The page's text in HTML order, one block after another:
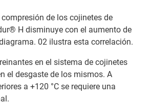
de los cojinetes de
H disminuye con el aumento de
02 ilustra esta correlación.
en el sistema de cojinetes
el desgaste de los mismos. A
a +120 °C se requiere una